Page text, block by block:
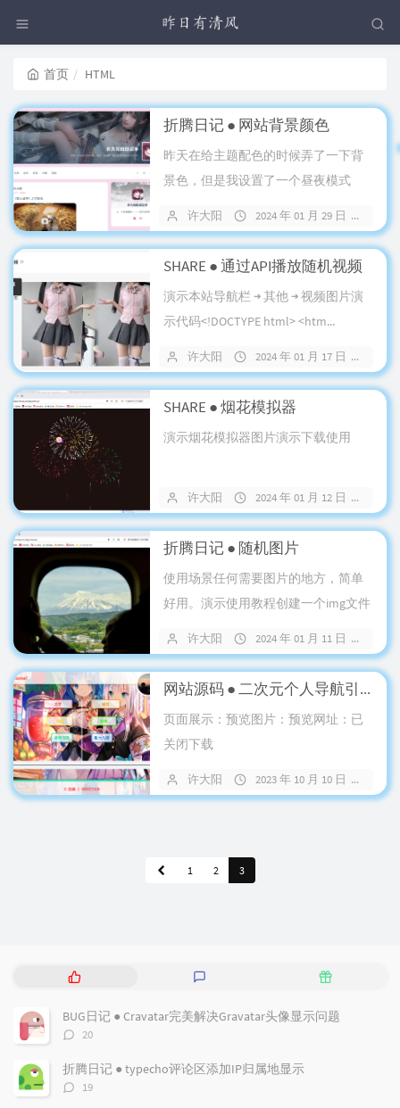
首页 HTML
折腾日记 ● 网站背景颜色
昨天在给主题配色的时候弄了一下背
景色，但是我设置了一个昼夜模式
页面也...
许大阳 2024 年 01 月 29 日
SHARE ● 通过API播放随机视频
演示本站导航栏 ➜ 其他 ➜ 视频图片演
示代码<!DOCTYPE html> <htm...
许大阳 2024 年 01 月 17 日
SHARE ● 烟花模拟器
演示烟花模拟器图片演示下载使用
许大阳 2024 年 01 月 12 日
折腾日记 ● 随机图片
使用场景任何需要图片的地方，简单
好用。演示使用教程创建一个img文件
php...
许大阳 2024 年 01 月 11 日
网站源码 ● 二次元个人导航引导页
页面展示：预览图片：预览网址：已
关闭下载
许大阳 2023 年 10 月 10 日
1 2 3
热
文
章
评
论
随
文
章
BUG日记 ● Cravatar完美解决Gravatar头像显示问题
评
数：
20
折腾日记 ● typecho评论区添加IP归属地显示
评
19